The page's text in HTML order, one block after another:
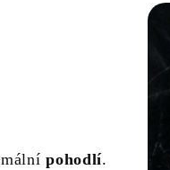
pohodlí.